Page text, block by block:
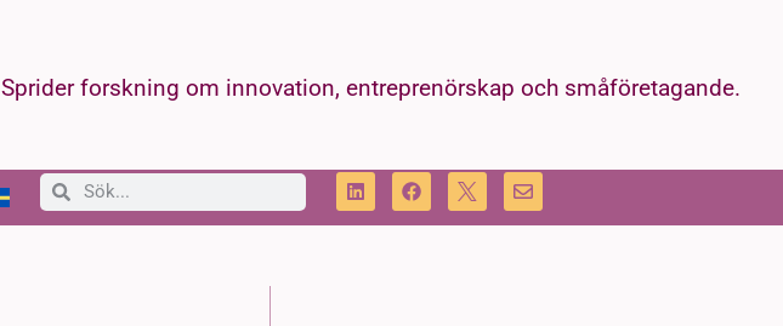
Sprider forskning om innovation, entreprenörskap och småföretagande.